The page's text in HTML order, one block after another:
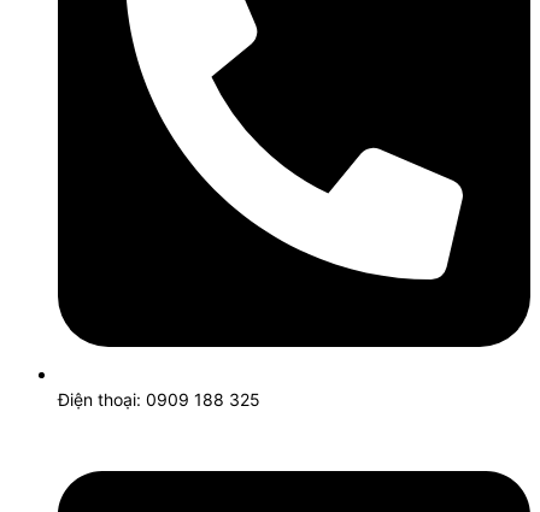
Điện thoại: 0909 188 325